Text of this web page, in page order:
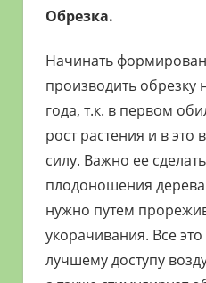
Обрезка.
Начинать
производить обрезку
года, т.к. в первом
рост растения и в
силу. Важно ее
плодоношения
нужно путем
укорачивания. Все это
лучшему доступу